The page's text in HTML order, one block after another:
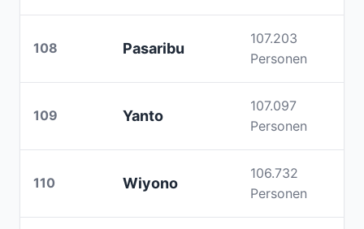
108 Pasaribu
107.203
Personen
109 Yanto
107.097
Personen
110 Wiyono
106.732
Personen